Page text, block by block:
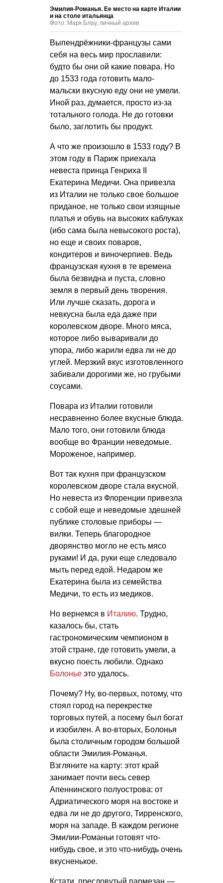
Эмилия-Романья. Ее место на карте Италии
и на столе итальянца
Фото: Марк Блау, личный архив
Выпендрёжники-французы сами
себя на весь мир прославили:
будто бы они ой какие повара. Но
до 1533 года готовить мало-
мальски вкусную еду они не умели.
Иной раз, думается, просто из-за
тотального голода. Не до готовки
было, заглотить бы продукт.
А что же произошло в 1533 году? В
этом году в Париж приехала
невеста принца Генриха II
Екатерина Медичи. Она привезла
из Италии не только свое большое
приданое, не только свои изящные
платья и обувь на высоких каблуках
(ибо сама была невысокого роста),
но еще и своих поваров,
кондитеров и виночерпиев. Ведь
французская кухня в те времена
была безвидна и пуста, словно
земля в первый день творения.
Или лучше сказать, дорога и
невкусна была еда даже при
королевском дворе. Много мяса,
которое либо вываривали до
упора, либо жарили едва ли не до
углей. Мерзкий вкус изготовленного
забивали дорогими же, но грубыми
соусами.
Повара из Италии готовили
несравненно более вкусные блюда.
Мало того, они готовили блюда
вообще во Франции неведомые.
Мороженое, например.
Вот так кухня при французском
королевском дворе стала вкусной.
Но невеста из Флоренции привезла
с собой еще и неведомые здешней
публике столовые приборы —
вилки. Теперь благородное
дворянство могло не есть мясо
руками! И да, руки еще следовало
мыть перед едой. Недаром же
Екатерина была из семейства
Медичи, то есть из медиков.
Но вернемся в Италию. Трудно,
казалось бы, стать
гастрономическим чемпионом в
этой стране, где готовить умели, а
вкусно поесть любили. Однако
Болонье это удалось.
Почему? Ну, во-первых, потому, что
стоял город на перекрестке
торговых путей, а посему был богат
и изобилен. А во-вторых, Болонья
была столичным городом большой
области Эмилия-Романья.
Взгляните на карту: этот край
занимает почти весь север
Апеннинского полуострова: от
Адриатического моря на востоке и
едва ли не до другого, Тирренского,
моря на западе. В каждом регионе
Эмилии-Романьи готовят что-
нибудь свое, и это что-нибудь очень
вкусненькое.